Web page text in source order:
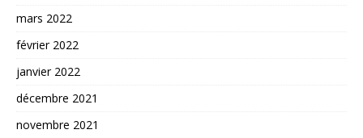
mars 2022
février 2022
janvier 2022
décembre 2021
novembre 2021